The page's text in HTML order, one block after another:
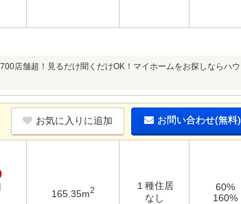
店舗超！見るだけ聞くだけOK！マイホームをお探しならハウ
お気に入りに追加 お問い合わせ(無料)
165.35m2
１種住居
なし
60%
160%